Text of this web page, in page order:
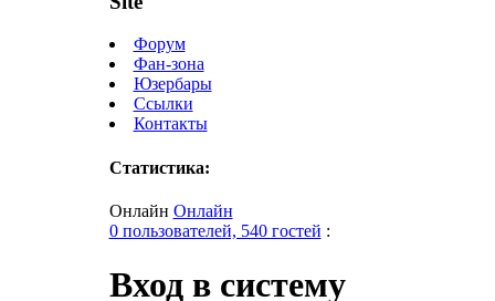
Форум
Фан-зона
Юзербары
Ссылки
Контакты
Статистика:
Онлайн Онлайн
0 пользователей, 540 гостей :
Вход в систему